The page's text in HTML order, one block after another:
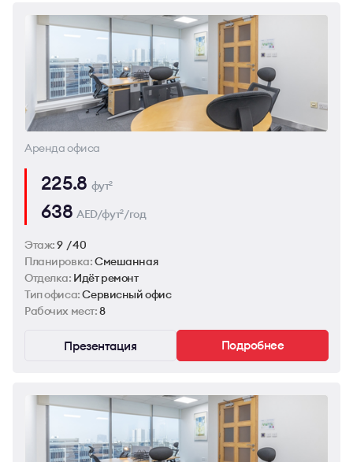
Аренда офиса
225.8 фут2
638AED/фут2/год
Этаж:9 / 40
Планировка:Смешанная
Отделка: Идёт ремонт
Тип офиса:Сервисный офис
Рабочих мест:8
Презентация Подробнее